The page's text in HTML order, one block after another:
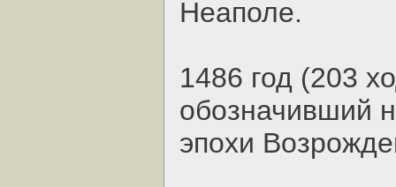
Неаполе.
1486 год (203
обозначивший
эпохи